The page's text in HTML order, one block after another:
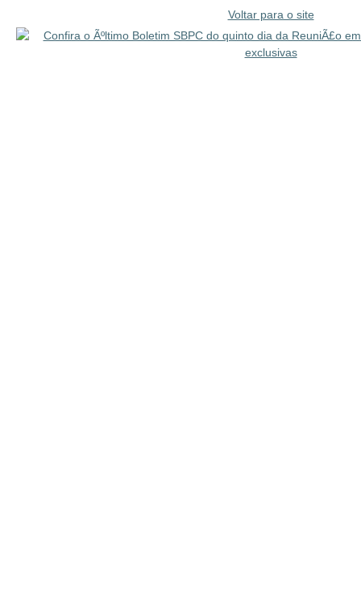
Voltar para o site